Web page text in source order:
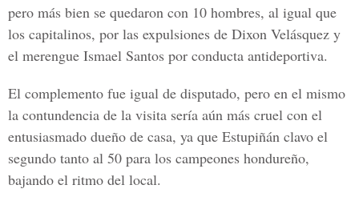
pero más bien se quedaron con 10 hombres, al igual que
los capitalinos, por las expulsiones de Dixon Velásquez y
el merengue Ismael Santos por conducta antideportiva.
El complemento fue igual de disputado, pero en el mismo
la contundencia de la visita sería aún más cruel con el
entusiasmado dueño de casa, ya que Estupiñán clavo el
segundo tanto al 50 para los campeones hondureño,
bajando el ritmo del local.